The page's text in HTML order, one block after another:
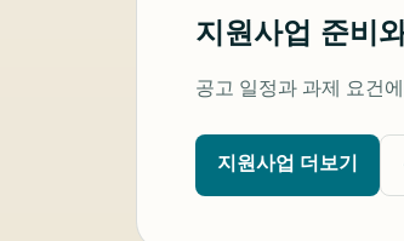
지원사업 준비
공고 일정과 과제 요건
지원사업 더보기